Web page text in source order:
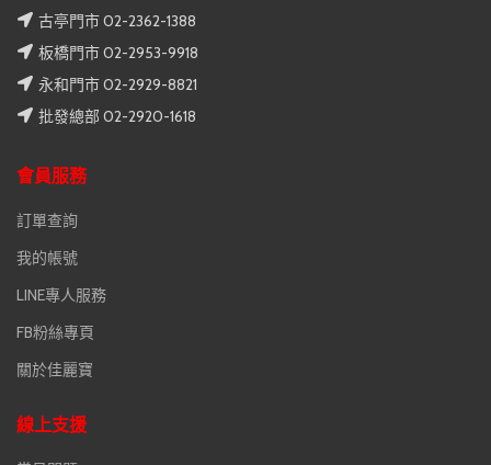
古亭門市 02-2362-1388
板橋門市 02-2953-9918
永和門市 02-2929-8821
批發總部 02-2920-1618
會員服務
訂單查詢
我的帳號
LINE專人服務
FB粉絲專頁
關於佳麗寶
線上支援